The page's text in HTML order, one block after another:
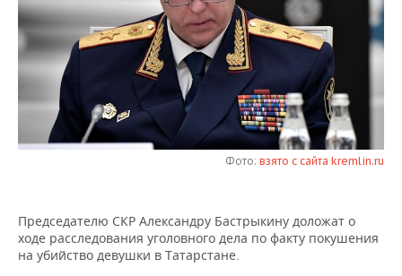
НЕФТЬ
ОПК
ЭНЕРГЕТИКА
РОЗНИЧНАЯ ТОРГОВЛЯ
ТРАНСПОРТ
УСЛУГИ
НОВОСТИ ТЕХНОЛОГИЙ
IT
МЕДИА
ТЕЛЕКОММУНИКАЦИИ
МЕРОПРИЯТИЯ
НОВОСТИ МЕРОПРИЯТИЙ
ВЫЕЗДНАЯ РЕДАКЦИЯ
БИЗНЕС-БРАНЧИ
ОТКРЫТАЯ ЛЕКЦИЯ
СПОРТ
НОВОСТИ СПОРТА
ФУТБОЛ
БАСКЕТБОЛ
ВОЛЕЙБОЛ
ОБЩЕСТВО
НОВОСТИ ОБЩЕСТВА
ИНФРАСТРУКТУРА
ИСТОРИЯ
ФОТОГАЛЕРЕЯ
СПРАВОЧНИК
СПИСОК ПЕРСОН
ПОЛНАЯ ВЕРСИЯ
Фото: взято с сайта kremlin.ru
Председателю СКР Александру Бастрыкину доложат о
ходе расследования уголовного дела по факту покушения
на убийство девушки в Татарстане.